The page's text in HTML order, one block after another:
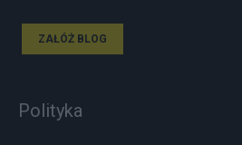
ZAŁÓŻ BLOG
Polityka